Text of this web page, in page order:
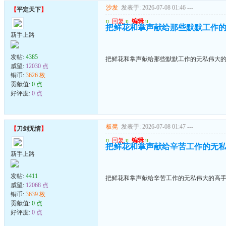
【平定天下】
新手上路
发帖: 4385
威望: 12030 点
铜币: 3626 枚
贡献值: 0 点
好评度: 0 点
沙发 发表于: 2026-07-08 01:46 ---
u 回复 u 编辑 u
把鲜花和掌声献给那些默默工作
把鲜花和掌声献给那些默默工作的无私伟大
【刀剑无情】
新手上路
发帖: 4411
威望: 12068 点
铜币: 3639 枚
贡献值: 0 点
好评度: 0 点
板凳 发表于: 2026-07-08 01:47 ---
u 回复 u 编辑 u
把鲜花和掌声献给辛苦工作的无
把鲜花和掌声献给辛苦工作的无私伟大的高